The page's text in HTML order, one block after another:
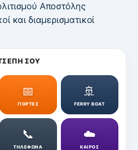
Αποστόλης
και διαμερισματικοί
ΣΟΥ
📅
ΓΙΟΡΤΕΣ
🚢
FERRY BOAT
📞
ΤΗΛΕΦΩΝΑ
☁️
ΚΑΙΡΟΣ